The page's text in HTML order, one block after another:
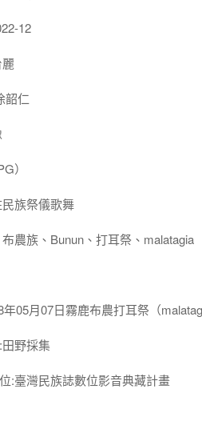
12
韶仁
）
族祭儀歌舞
農族、Bunun、打耳祭、malatagia
05月07日霧鹿布農打耳祭（
野採集
:臺灣民族誌數位影音典藏計畫